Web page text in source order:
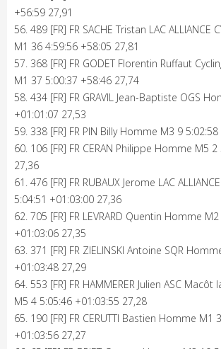
+56:59 27,91
56. 489 [FR] FR SACHE Tristan LAC ALLIANCE
M1 36 4:59:56 +58:05 27,81
57. 368 [FR] FR GODET Florentin Ruffaut
M1 37 5:00:37 +58:46 27,74
58. 434 [FR] FR GRAVIL Jean-Baptiste OGS
+01:01:07 27,53
59. 338 [FR] FR PIN Billy Homme M3 9
60. 106 [FR] FR CERAN Philippe Homme M5
27,36
61. 476 [FR] FR RUBAUX Jerome LAC
5:04:51 +01:03:00 27,36
62. 705 [FR] FR LEVRARD Quentin Homme
+01:03:06 27,35
63. 371 [FR] FR ZIELINSKI Antoine SQR
+01:03:48 27,29
64. 553 [FR] FR HAMMERER Julien ASC
M5 4 5:05:46 +01:03:55 27,28
65. 190 [FR] FR CERUTTI Bastien Homme M1
+01:03:56 27,27